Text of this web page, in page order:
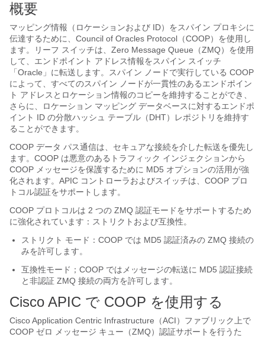
概要
マッピング情報（ロケーションおよび ID）をスパイン プロキシに
伝達するために、Council of Oracles Protocol（COOP）を使用し
ます。リーフ スイッチは、Zero Message Queue（ZMQ）を使用
して、エンドポイント アドレス情報をスパイン スイッチ
「Oracle」に転送します。スパイン ノードで実行している COOP
によって、すべてのスパイン ノードが一貫性のあるエンドポイン
ト アドレスとロケーション情報のコピーを維持することができ、
さらに、ロケーション マッピング データベースに対するエンドポ
イント ID の分散ハッシュ テーブル（DHT）レポジトリを維持す
ることができます。
COOP データ パス通信は、セキュアな接続を介した転送を優先し
ます。COOP は悪意のあるトラフィック インジェクションから
COOP メッセージを保護するために MD5 オプションの活用が強
化されます。APIC コントローラおよびスイッチは、COOP プロ
トコル認証をサポートします。
COOP プロトコルは 2 つの ZMQ 認証モードをサポートするため
に強化されています：ストリクトおよび互換性。
ストリクト モード：COOP では MD5 認証済みの ZMQ 接続の
みを許可します。
互換性モード；COOP ではメッセージの転送に MD5 認証接続
と非認証 ZMQ 接続の両方を許可します。
Cisco APIC で COOP を使用する
Cisco Application Centric Infrastructure （ACI）ファブリック上で
COOP ゼロ メッセージ キュー（ZMQ）認証サポートを行うた